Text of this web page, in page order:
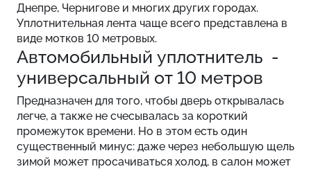
Днепре, Чернигове и многих других городах.
Уплотнительная лента чаще всего представлена в
виде мотков 10 метровых.
Автомобильный уплотнитель -
универсальный от 10 метров
Предназначен для того, чтобы дверь открывалась
легче, а также не счесывалась за короткий
промежуток времени. Но в этом есть один
существенный минус: даже через небольшую щель
зимой может просачиваться холод, в салон может